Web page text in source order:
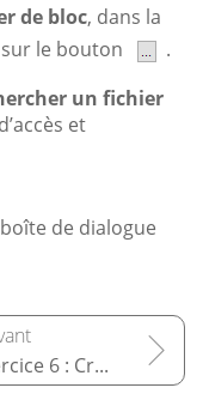
de bloc, dans la
le bouton
.
un fichier
et
de dialogue
Exercice 6 : Créer un bloc dynamique